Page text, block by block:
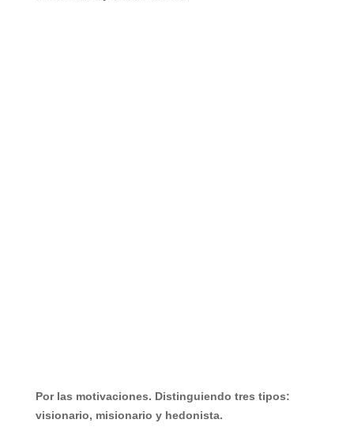
Por las motivaciones. Distinguiendo tres tipos:
visionario, misionario y hedonista.